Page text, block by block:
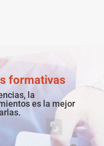
formativas
la
es la mejor